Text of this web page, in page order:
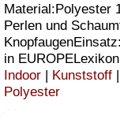
Material:Polyester
Perlen und
in
Indoor | Kunststoff |
Polyester